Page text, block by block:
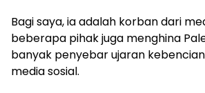
Bagi saya, ia adalah korban dari
beberapa pihak juga menghina
banyak penyebar ujaran
media sosial.